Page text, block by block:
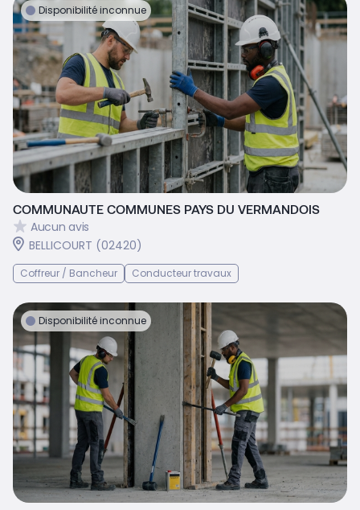
Disponibilité inconnue
COMMUNAUTE COMMUNES PAYS DU VERMANDOIS
Aucun avis
BELLICOURT (02420)
Coffreur / Bancheur Conducteur travaux
Disponibilité inconnue